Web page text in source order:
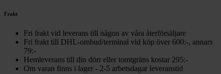
Frakt
Fri frakt vid leverans till någon av våra återförsäljare
Fri frakt till DHL-ombud/terminal vid köp över 600:-, annars
79:-
Hemleverans till din dörr eller tomtgräns kostar 295:-
Om varan finns i lager - 2-5 arbetsdagar leveranstid